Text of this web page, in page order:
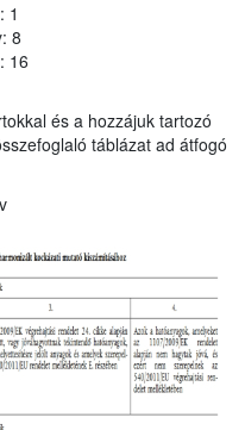
1
8
16
és a hozzájuk tartozó
táblázat ad átfogó